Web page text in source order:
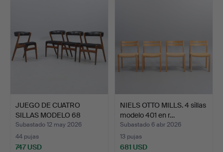
JUEGO DE CUATRO
SILLAS MODELO 68
Anderstru…
Subastado 12 may 2026
44 pujas
747 USD
NIELS OTTO MILLS. 4 sillas
modelo 401 en r…
Subastado 6 abr 2026
13 pujas
681 USD